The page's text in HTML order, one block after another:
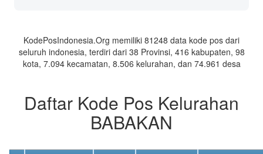
KodePosIndonesia.Org memiliki 81248 data kode pos dari
seluruh indonesia, terdiri dari 38 Provinsi, 416 kabupaten, 98
kota, 7.094 kecamatan, 8.506 kelurahan, dan 74.961 desa
Daftar Kode Pos Kelurahan
BABAKAN